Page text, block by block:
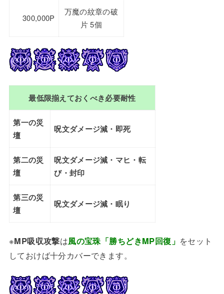
300,000P
万魔の紋章の破
片 5個
最低限揃えておくべき必要耐性
第一の災
壇
呪文ダメージ減・即死
第二の災
壇
呪文ダメージ減・マヒ・転
び・封印
第三の災
壇
呪文ダメージ減・眠り
※MP吸収攻撃は風の宝珠「勝ちどきMP回復」 をセット
しておけば十分カバーできます。